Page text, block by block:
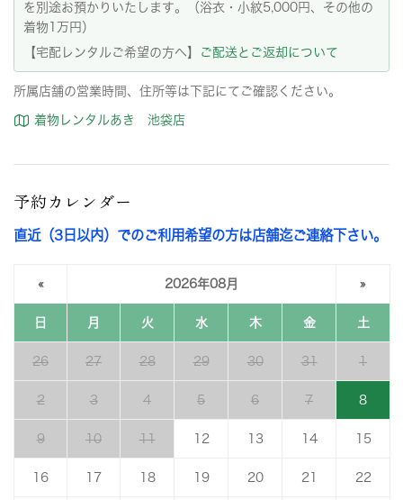
を別途お預かりいたします。（浴衣・小紋5,000円、その他の
着物1万円）
【宅配レンタルご希望の方へ】
ご配送とご返却について
所属店舗の営業時間、住所等は下記にてご確認ください。
着物レンタルあき 池袋店
予約カレンダー
直近（3日以内）でのご利用希望の方は店舗迄ご連絡下さい。
« 2026年08月 »
日 月 火 水 木 金 土
26 27 28 29 30 31 1
2 3 4 5 6 7 8
9 10 11 12 13 14 15
16 17 18 19 20 21 22